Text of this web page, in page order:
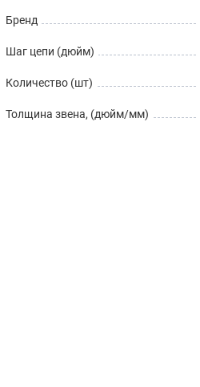
Бренд
Шаг цепи (дюйм)
Количество (шт)
Толщина звена, (дюйм/мм)